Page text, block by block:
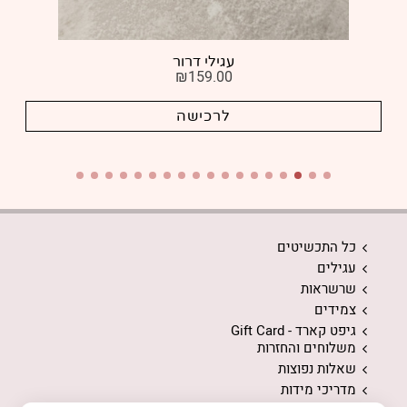
עגילי דרור
₪159.00
לרכישה
כל התכשיטים
עגילים
שרשראות
צמידים
גיפט קארד - Gift Card
משלוחים והחזרות
שאלות נפוצות
מדריכי מידות